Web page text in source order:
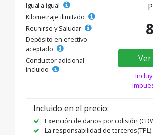
Igual a igual
Kilometraje ilimitado
Reunirse y Saludar
Depósito en efectivo
aceptado
Conductor adicional
incluido
Incluido en el precio:
Exención de daños por colisión
La responsabilidad de terceros(TPL)